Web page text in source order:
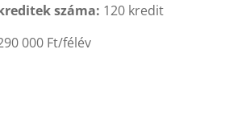
száma: 120 kredit
000 Ft/félév